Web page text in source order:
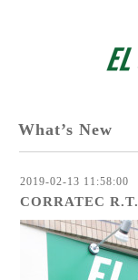
What’s New
2019-02-13 11:58:00
CORRATEC